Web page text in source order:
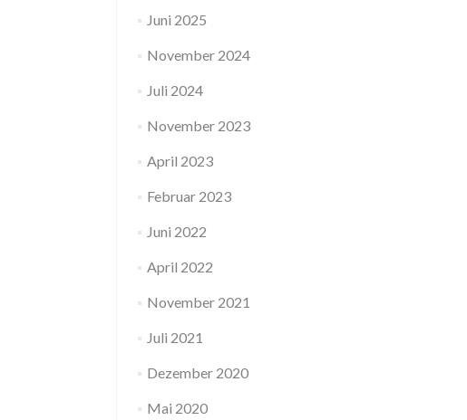
Juni 2025
November 2024
Juli 2024
November 2023
April 2023
Februar 2023
Juni 2022
April 2022
November 2021
Juli 2021
Dezember 2020
Mai 2020